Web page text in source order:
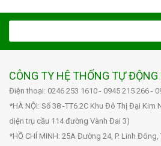
CÔNG TY HỆ THỐNG TỰ ĐỘNG
Điện thoại: 0246 253 1610 - 0945 215 266 -
*HÀ NỘI: Số 38 -TT6.2C Khu Đô Thị Đại Kim
diện trụ cầu 114 đường Vành Đai 3)
*HỒ CHÍ MINH: 25A Đường 24, P. Linh Đông,